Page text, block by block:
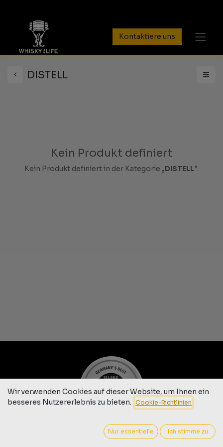
Kontaktiere uns
DISTELL
Kein Produkt definiert
Kein Produkt definiert in der Kategorie „DISTELL".
Wir verwenden Cookies auf dieser Website, um Ihnen ein
besseres Nutzererlebnis zu bieten. Cookie-Richtlinien
Nur essentielle Ich stimme zu